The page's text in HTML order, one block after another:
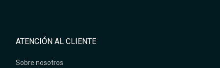
ATENCIÓN AL CLIENTE
Sobre nosotros